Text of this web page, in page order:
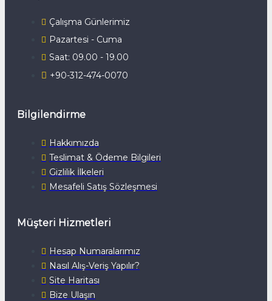
Çalışma Günlerimiz
Pazartesi - Cuma
Saat: 09.00 - 19.00
+90-312-474-0070
Bilgilendirme
Hakkımızda
Teslimat & Ödeme Bilgileri
Gizlilik İlkeleri
Mesafeli Satış Sözleşmesi
Müşteri Hizmetleri
Hesap Numaralarımız
Nasıl Alış-Veriş Yapılır?
Site Haritası
Bize Ulaşın